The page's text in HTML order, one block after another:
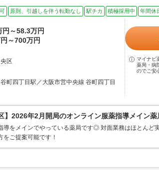
原則、引越しを伴う転勤なし 駅チカ 積極採用中 年間休
円～58.3万円
～700万円
区
町四丁目駅／大阪市営中央線 谷町四丁目
マイナビ
薬局・病
のでご安
】2026年2月開局のオンライン服薬指導メイン薬
導をメインでやっている薬局です◎ 対面業務はほとんど
をご提案可能です！